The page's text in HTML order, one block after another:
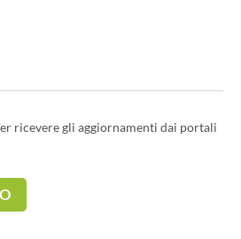
ricevere gli aggiornamenti dai portali